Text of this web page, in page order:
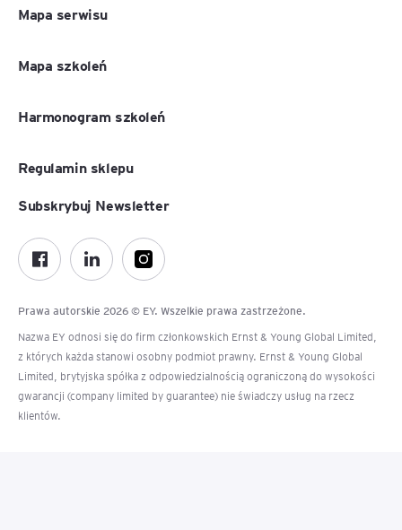
Mapa serwisu
Mapa szkoleń
Harmonogram szkoleń
Regulamin sklepu
Prawa autorskie 2026 © EY. Wszelkie prawa zastrzeżone.
Nazwa EY odnosi się do firm członkowskich Ernst & Young Global Limited,
z których każda stanowi osobny podmiot prawny. Ernst & Young Global
Limited, brytyjska spółka z odpowiedzialnością ograniczoną do wysokości
gwarancji (company limited by guarantee) nie świadczy usług na rzecz
klientów.
Subskrybuj Newsletter